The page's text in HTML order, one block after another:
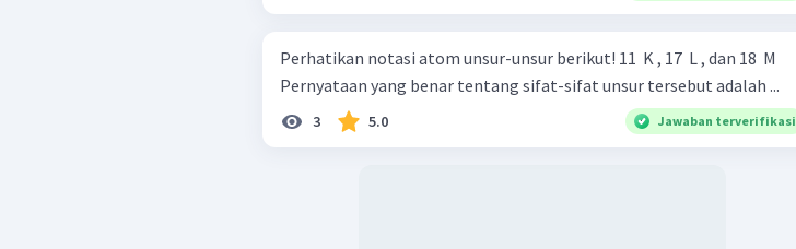
Perhatikan notasi atom unsur-unsur berikut! 11 ​ K , 17 ​ L , dan 18 ​ M
Pernyataan yang benar tentang sifat-sifat unsur tersebut adalah ...
3 5.0 Jawaban terverifikasi